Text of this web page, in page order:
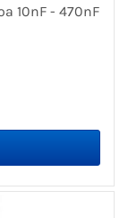
10nF - 470nF